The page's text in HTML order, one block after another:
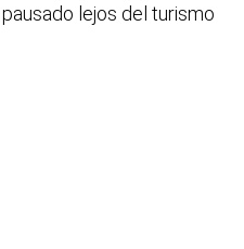
lejos del turismo